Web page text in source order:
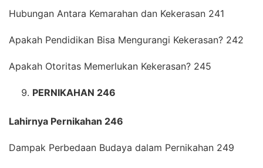
Hubungan Antara Kemarahan dan Kekerasan 241
Apakah Pendidikan Bisa Mengurangi Kekerasan? 242
Apakah Otoritas Memerlukan Kekerasan? 245
PERNIKAHAN 246
Lahirnya Pernikahan 246
Dampak Perbedaan Budaya dalam Pernikahan 249